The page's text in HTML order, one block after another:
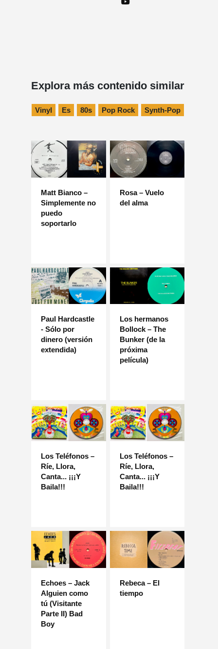
Explora más contenido similar
Vinyl Es 80s Pop Rock Synth-Pop
Matt Bianco –
Simplemente no
puedo
soportarlo
Rosa – Vuelo
del alma
Paul Hardcastle
- Sólo por
dinero (versión
extendida)
Los hermanos
Bollock – The
Bunker (de la
próxima
película)
Los Teléfonos –
Ríe, Llora,
Canta... ¡¡¡Y
Baila!!!
Los Teléfonos –
Ríe, Llora,
Canta... ¡¡¡Y
Baila!!!
Echoes – Jack
Alguien como
tú (Visitante
Parte II) Bad
Boy
Rebeca – El
tiempo